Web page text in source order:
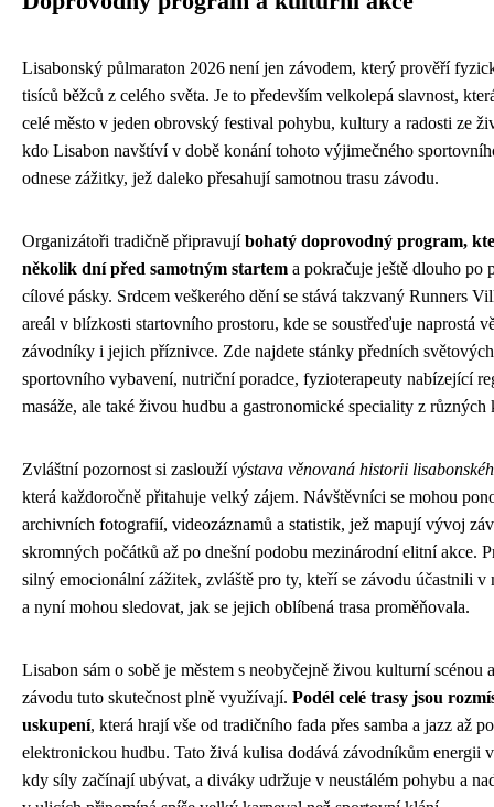
Lisabonský půlmaraton 2026 není jen závodem, který prověří
tisíců běžců z celého světa. Je to především velkolepá slavnost,
celé město v jeden obrovský festival pohybu, kultury a radosti ze
kdo Lisabon navštíví v době konání tohoto výjimečného
odnese zážitky, jež daleko přesahují samotnou trasu závodu.
Organizátoři tradičně připravujíbohatý doprovodný program,
několik dní před samotným startem a pokračuje ještě dlouho po
cílové pásky. Srdcem veškerého dění se stává takzvaný Runners
areál v blízkosti startovního prostoru, kde se soustřeďuje naprostá
závodníky i jejich příznivce. Zde najdete stánky předních
sportovního vybavení, nutriční poradce, fyzioterapeuty nabízející
masáže, ale také živou hudbu a gastronomické speciality z různých
Zvláštní pozornost si zasloužívýstava věnovaná historii
která každoročně přitahuje velký zájem. Návštěvníci se mohou
archivních fotografií, videozáznamů a statistik, jež mapují vývoj
skromných počátků až po dnešní podobu mezinárodní elitní akce.
silný emocionální zážitek, zvláště pro ty, kteří se závodu účastnili v
a nyní mohou sledovat, jak se jejich oblíbená trasa proměňovala.
Lisabon sám o sobě je městem s neobyčejně živou kulturní scénou
závodu tuto skutečnost plně využívají. Podél celé trasy jsou
uskupení, která hrají vše od tradičního fada přes samba a jazz až
elektronickou hudbu. Tato živá kulisa dodává závodníkům energii
kdy síly začínají ubývat, a diváky udržuje v neustálém pohybu a